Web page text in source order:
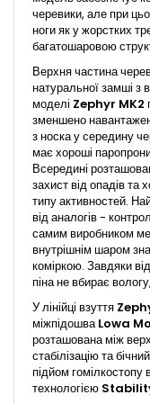
черевики, але при
ноги як у жорстких
багатошаровою
Верхня частина
натуральної замші з
моделі Zephyr MK2
зменшено
з носка у середину
має хороші
Всередині
захист від опадів та
типу активностей.
від аналогів -
самим виробником
внутрішнім шаром
коміркою. Завдяки
піна не вбирає
У лінійці взуття
міжпідошваLowa
розташована між
стабілізацію та
підйом гомілкостопу
технологією